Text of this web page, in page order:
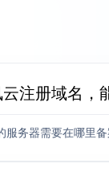
注册域名，
服务器需要在哪里